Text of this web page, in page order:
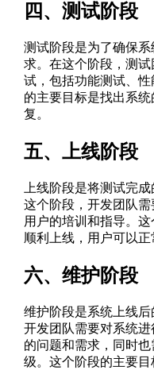
四、测试阶段
测试阶段是为了确保
求。在这个阶段，测
试，包括功能测试、
的主要目标是找出系
复。
五、上线阶段
上线阶段是将测试完
这个阶段，开发团队
用户的培训和指导。
顺利上线，用户可以正
六、维护阶段
维护阶段是系统上线后
开发团队需要对系统
的问题和需求，同时
级。这个阶段的主要